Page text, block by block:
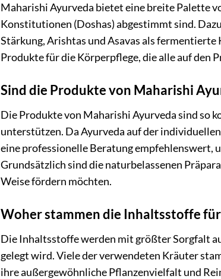
Maharishi Ayurveda bietet eine breite Palette
Konstitutionen (Doshas) abgestimmt sind.
Stärkung, Arishtas und Asavas als
Produkte für die Körperpflege, die alle auf den
Sind die Produkte von Maharishi
Die Produkte von Maharishi Ayurveda sind so
unterstützen. Da Ayurveda auf der
eine professionelle Beratung empfehlenswert,
Grundsätzlich sind die naturbelassenen
Weise fördern möchten.
Woher stammen die Inhaltsstoffe
Die Inhaltsstoffe werden mit größter Sorgfalt
gelegt wird. Viele der verwendeten Kräuter
ihre außergewöhnliche Pflanzenvielfalt und